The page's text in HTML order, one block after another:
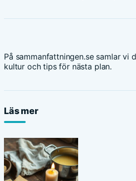
På sammanfattningen.se samlar vi
kultur och tips för nästa plan.
Läs mer